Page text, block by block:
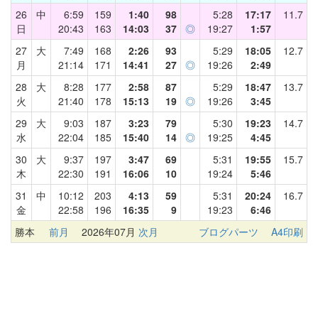
26
日
中
6:59
20:43
159
163
1:40
14:03
98
37 ◎
5:28
19:27
17:17
1:57
11.7
27
月
大
7:49
21:14
168
171
2:26
14:41
93
27 ◎
5:29
19:26
18:05
2:49
12.7
28
火
大
8:28
21:40
177
178
2:58
15:13
87
19 ◎
5:29
19:26
18:47
3:45
13.7
29
水
大
9:03
22:04
187
185
3:23
15:40
79
14 ◎
5:30
19:25
19:23
4:45
14.7
30
木
大
9:37
22:30
197
191
3:47
16:06
69
10
5:31
19:24
19:55
5:46
15.7
31
金
中
10:12
22:58
203
196
4:13
16:35
59
9
5:31
19:23
20:24
6:46
16.7
勝本 前月 2026年07月 次月 ブログパーツ A4印刷